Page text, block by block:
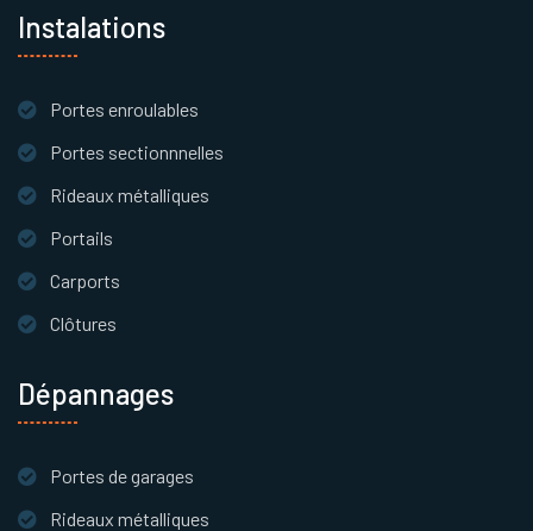
Instalations
Portes enroulables
Portes sectionnnelles
Rideaux métalliques
Portails
Carports
Clôtures
Dépannages
Portes de garages
Rideaux métalliques